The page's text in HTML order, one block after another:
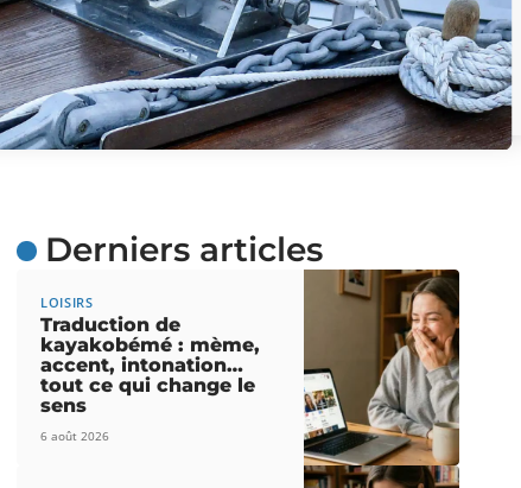
Derniers articles
LOISIRS
Traduction de
kayakobémé : mème,
accent, intonation…
tout ce qui change le
sens
6 août 2026